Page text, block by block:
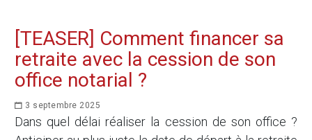
[TEASER] Comment financer sa
retraite avec la cession de son
office notarial ?
3 septembre 2025
Dans quel délai réaliser la cession de son office ?